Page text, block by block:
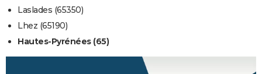
Laslades (65350)
Lhez (65190)
Hautes-Pyrénées (65)